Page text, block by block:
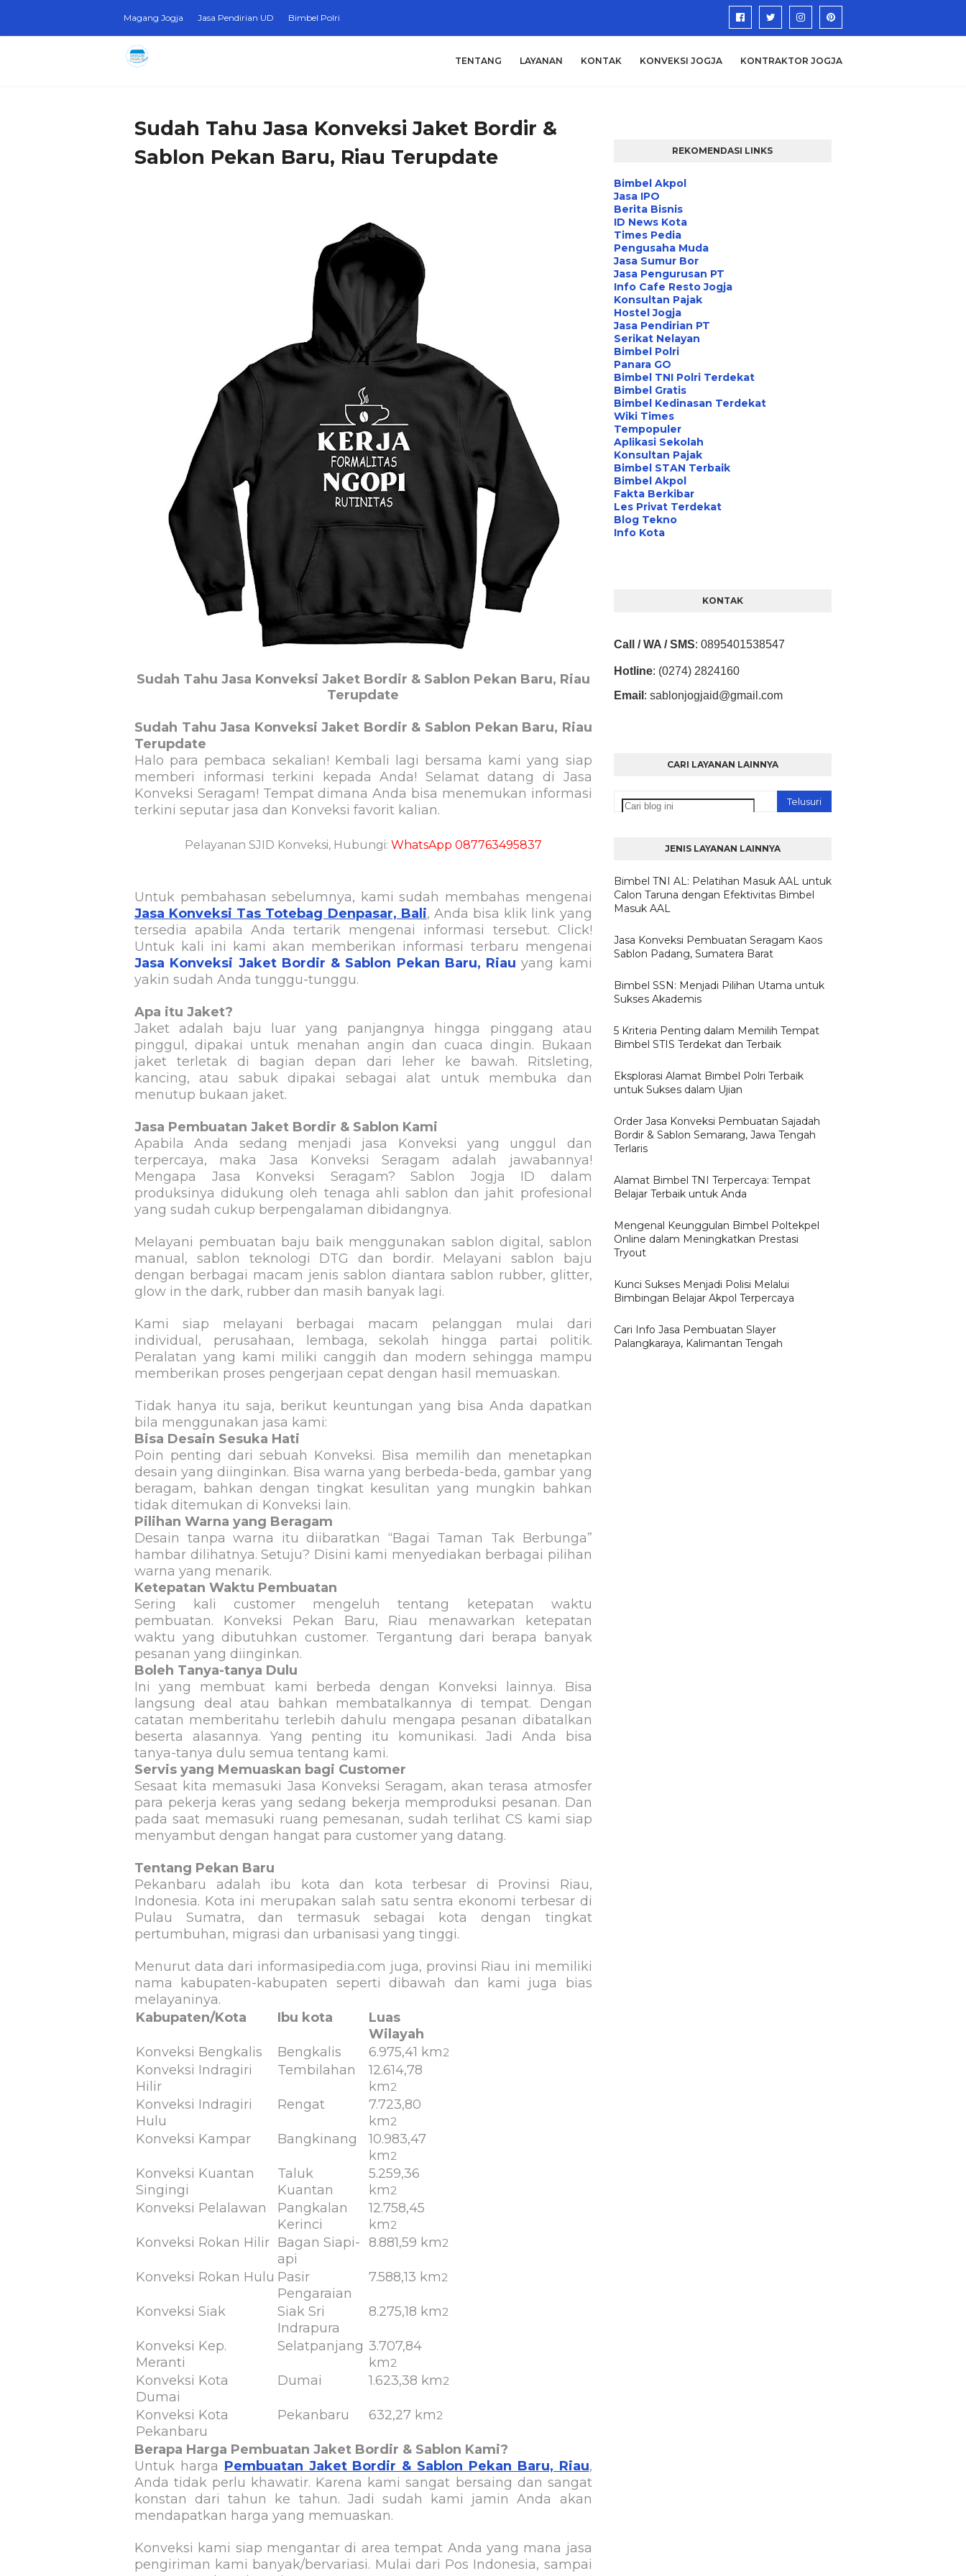
Magang Jogja Jasa Pendirian UD Bimbel Polri
TENTANG LAYANAN KONTAK KONVEKSI JOGJA KONTRAKTOR JOGJA
Sudah Tahu Jasa Konveksi Jaket Bordir &
Sablon Pekan Baru, Riau Terupdate
Sudah Tahu Jasa Konveksi Jaket Bordir & Sablon Pekan Baru, Riau
Terupdate
Sudah Tahu Jasa Konveksi Jaket Bordir & Sablon Pekan Baru, Riau
Terupdate
Halo para pembaca sekalian! Kembali lagi bersama kami yang siap
memberi informasi terkini kepada Anda! Selamat datang di Jasa
Konveksi Seragam! Tempat dimana Anda bisa menemukan informasi
terkini seputar jasa dan Konveksi favorit kalian.
Pelayanan SJID Konveksi, Hubungi: WhatsApp 087763495837
Untuk pembahasan sebelumnya, kami sudah membahas mengenai
Jasa Konveksi Tas Totebag Denpasar, Bali, Anda bisa klik link yang
tersedia apabila Anda tertarik mengenai informasi tersebut. Click!
Untuk kali ini kami akan memberikan informasi terbaru mengenai
Jasa Konveksi Jaket Bordir & Sablon Pekan Baru, Riau yang kami
yakin sudah Anda tunggu-tunggu.
Apa itu Jaket?
Jaket adalah baju luar yang panjangnya hingga pinggang atau
pinggul, dipakai untuk menahan angin dan cuaca dingin. Bukaan
jaket terletak di bagian depan dari leher ke bawah. Ritsleting,
kancing, atau sabuk dipakai sebagai alat untuk membuka dan
menutup bukaan jaket.
Jasa Pembuatan Jaket Bordir & Sablon Kami
Apabila Anda sedang menjadi jasa Konveksi yang unggul dan
terpercaya, maka Jasa Konveksi Seragam adalah jawabannya!
Mengapa Jasa Konveksi Seragam? Sablon Jogja ID dalam
produksinya didukung oleh tenaga ahli sablon dan jahit profesional
yang sudah cukup berpengalaman dibidangnya.
Melayani pembuatan baju baik menggunakan sablon digital, sablon
manual, sablon teknologi DTG dan bordir. Melayani sablon baju
dengan berbagai macam jenis sablon diantara sablon rubber, glitter,
glow in the dark, rubber dan masih banyak lagi.
Kami siap melayani berbagai macam pelanggan mulai dari
individual, perusahaan, lembaga, sekolah hingga partai politik.
Peralatan yang kami miliki canggih dan modern sehingga mampu
memberikan proses pengerjaan cepat dengan hasil memuaskan.
Tidak hanya itu saja, berikut keuntungan yang bisa Anda dapatkan
bila menggunakan jasa kami:
Bisa Desain Sesuka Hati
Poin penting dari sebuah Konveksi. Bisa memilih dan menetapkan
desain yang diinginkan. Bisa warna yang berbeda-beda, gambar yang
beragam, bahkan dengan tingkat kesulitan yang mungkin bahkan
tidak ditemukan di Konveksi lain.
Pilihan Warna yang Beragam
Desain tanpa warna itu diibaratkan “Bagai Taman Tak Berbunga”
hambar dilihatnya. Setuju? Disini kami menyediakan berbagai pilihan
warna yang menarik.
Ketepatan Waktu Pembuatan
Sering kali customer mengeluh tentang ketepatan waktu
pembuatan. Konveksi Pekan Baru, Riau menawarkan ketepatan
waktu yang dibutuhkan customer. Tergantung dari berapa banyak
pesanan yang diinginkan.
Boleh Tanya-tanya Dulu
Ini yang membuat kami berbeda dengan Konveksi lainnya. Bisa
langsung deal atau bahkan membatalkannya di tempat. Dengan
catatan memberitahu terlebih dahulu mengapa pesanan dibatalkan
beserta alasannya. Yang penting itu komunikasi. Jadi Anda bisa
tanya-tanya dulu semua tentang kami.
Servis yang Memuaskan bagi Customer
Sesaat kita memasuki Jasa Konveksi Seragam, akan terasa atmosfer
para pekerja keras yang sedang bekerja memproduksi pesanan. Dan
pada saat memasuki ruang pemesanan, sudah terlihat CS kami siap
menyambut dengan hangat para customer yang datang.
Tentang Pekan Baru
Pekanbaru adalah ibu kota dan kota terbesar di Provinsi Riau,
Indonesia. Kota ini merupakan salah satu sentra ekonomi terbesar di
Pulau Sumatra, dan termasuk sebagai kota dengan tingkat
pertumbuhan, migrasi dan urbanisasi yang tinggi.
Menurut data dari informasipedia.com juga, provinsi Riau ini memiliki
nama kabupaten-kabupaten seperti dibawah dan kami juga bias
melayaninya.
Kabupaten/Kota
Ibu kota
Luas
Wilayah
Konveksi Bengkalis
Bengkalis 6.975,41 km2
Konveksi Indragiri
Hilir
Tembilahan
12.614,78
km2
Konveksi Indragiri
Hulu
Rengat
7.723,80
km2
Konveksi Kampar Bangkinang
10.983,47
km2
Konveksi Kuantan
Singingi
Taluk
Kuantan
5.259,36
km2
Konveksi Pelalawan
Pangkalan
Kerinci
12.758,45
km2
Konveksi Rokan Hilir Bagan Siapi-
api
8.881,59 km2
Konveksi Rokan Hulu Pasir
Pengaraian
7.588,13 km2
Konveksi Siak
Siak Sri
Indrapura
8.275,18 km2
Konveksi Kep.
Meranti
Selatpanjang 3.707,84
km2
Konveksi Kota
Dumai
Dumai 1.623,38 km2
Konveksi Kota
Pekanbaru
Pekanbaru 632,27 km2
Berapa Harga Pembuatan Jaket Bordir & Sablon Kami?
Untuk harga Pembuatan Jaket Bordir & Sablon Pekan Baru, Riau,
Anda tidak perlu khawatir. Karena kami sangat bersaing dan sangat
konstan dari tahun ke tahun. Jadi sudah kami jamin Anda akan
mendapatkan harga yang memuaskan.
Konveksi kami siap mengantar di area tempat Anda yang mana jasa
pengiriman kami banyak/bervariasi. Mulai dari Pos Indonesia, sampai
REKOMENDASI LINKS
Bimbel Akpol
Jasa IPO
Berita Bisnis
ID News Kota
Times Pedia
Pengusaha Muda
Jasa Sumur Bor
Jasa Pengurusan PT
Info Cafe Resto Jogja
Konsultan Pajak
Hostel Jogja
Jasa Pendirian PT
Serikat Nelayan
Bimbel Polri
Panara GO
Bimbel TNI Polri Terdekat
Bimbel Gratis
Bimbel Kedinasan Terdekat
Wiki Times
Tempopuler
Aplikasi Sekolah
Konsultan Pajak
Bimbel STAN Terbaik
Bimbel Akpol
Fakta Berkibar
Les Privat Terdekat
Blog Tekno
Info Kota
KONTAK
Call / WA / SMS: 0895401538547
Hotline: (0274) 2824160
Email : sablonjogjaid@gmail.com
CARI LAYANAN LAINNYA
JENIS LAYANAN LAINNYA
Bimbel TNI AL: Pelatihan Masuk AAL untuk
Calon Taruna dengan Efektivitas Bimbel
Masuk AAL
Jasa Konveksi Pembuatan Seragam Kaos
Sablon Padang, Sumatera Barat
Bimbel SSN: Menjadi Pilihan Utama untuk
Sukses Akademis
5 Kriteria Penting dalam Memilih Tempat
Bimbel STIS Terdekat dan Terbaik
Eksplorasi Alamat Bimbel Polri Terbaik
untuk Sukses dalam Ujian
Order Jasa Konveksi Pembuatan Sajadah
Bordir & Sablon Semarang, Jawa Tengah
Terlaris
Alamat Bimbel TNI Terpercaya: Tempat
Belajar Terbaik untuk Anda
Mengenal Keunggulan Bimbel Poltekpel
Online dalam Meningkatkan Prestasi
Tryout
Kunci Sukses Menjadi Polisi Melalui
Bimbingan Belajar Akpol Terpercaya
Cari Info Jasa Pembuatan Slayer
Palangkaraya, Kalimantan Tengah